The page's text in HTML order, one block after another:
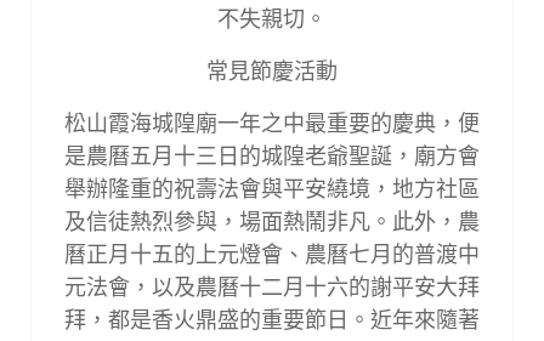
不失親切。
常見節慶活動
松山霞海城隍廟一年之中最重要的慶典，便
是農曆五月十三日的城隍老爺聖誕，廟方會
舉辦隆重的祝壽法會與平安繞境，地方社區
及信徒熱烈參與，場面熱鬧非凡。此外，農
曆正月十五的上元燈會、農曆七月的普渡中
元法會，以及農曆十二月十六的謝平安大拜
拜，都是香火鼎盛的重要節日。近年來隨著